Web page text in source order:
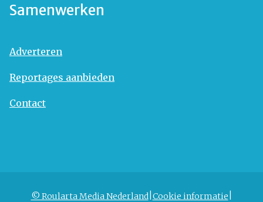
Samenwerken
Adverteren
Reportages aanbieden
Contact
© Roularta Media Nederland Cookie informatie